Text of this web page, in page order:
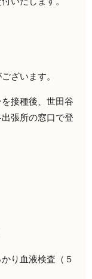
ざいます。
接種後、世田谷
張所の窓口で登
り血液検査（５